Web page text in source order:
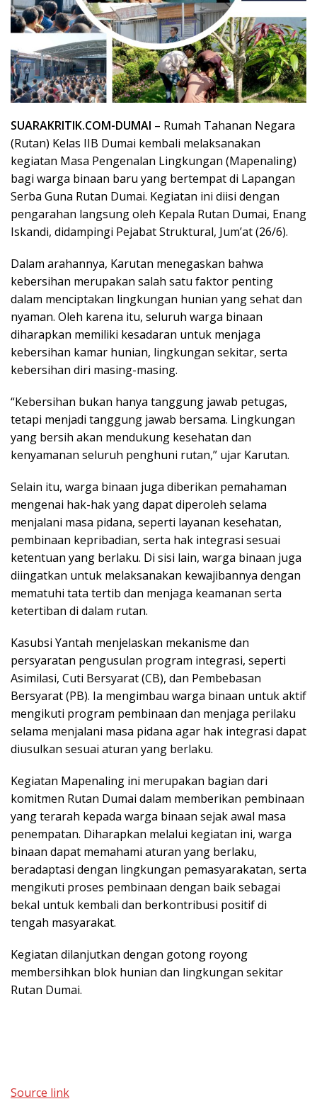
SUARAKRITIK.COM-DUMAI – Rumah Tahanan Negara
(Rutan) Kelas IIB Dumai kembali melaksanakan
kegiatan Masa Pengenalan Lingkungan (Mapenaling)
bagi warga binaan baru yang bertempat di Lapangan
Serba Guna Rutan Dumai. Kegiatan ini diisi dengan
pengarahan langsung oleh Kepala Rutan Dumai, Enang
Iskandi, didampingi Pejabat Struktural, Jum’at (26/6).
Dalam arahannya, Karutan menegaskan bahwa
kebersihan merupakan salah satu faktor penting
dalam menciptakan lingkungan hunian yang sehat dan
nyaman. Oleh karena itu, seluruh warga binaan
diharapkan memiliki kesadaran untuk menjaga
kebersihan kamar hunian, lingkungan sekitar, serta
kebersihan diri masing-masing.
“Kebersihan bukan hanya tanggung jawab petugas,
tetapi menjadi tanggung jawab bersama. Lingkungan
yang bersih akan mendukung kesehatan dan
kenyamanan seluruh penghuni rutan,” ujar Karutan.
Selain itu, warga binaan juga diberikan pemahaman
mengenai hak-hak yang dapat diperoleh selama
menjalani masa pidana, seperti layanan kesehatan,
pembinaan kepribadian, serta hak integrasi sesuai
ketentuan yang berlaku. Di sisi lain, warga binaan juga
diingatkan untuk melaksanakan kewajibannya dengan
mematuhi tata tertib dan menjaga keamanan serta
ketertiban di dalam rutan.
Kasubsi Yantah menjelaskan mekanisme dan
persyaratan pengusulan program integrasi, seperti
Asimilasi, Cuti Bersyarat (CB), dan Pembebasan
Bersyarat (PB). Ia mengimbau warga binaan untuk aktif
mengikuti program pembinaan dan menjaga perilaku
selama menjalani masa pidana agar hak integrasi dapat
diusulkan sesuai aturan yang berlaku.
Kegiatan Mapenaling ini merupakan bagian dari
komitmen Rutan Dumai dalam memberikan pembinaan
yang terarah kepada warga binaan sejak awal masa
penempatan. Diharapkan melalui kegiatan ini, warga
binaan dapat memahami aturan yang berlaku,
beradaptasi dengan lingkungan pemasyarakatan, serta
mengikuti proses pembinaan dengan baik sebagai
bekal untuk kembali dan berkontribusi positif di
tengah masyarakat.
Kegiatan dilanjutkan dengan gotong royong
membersihkan blok hunian dan lingkungan sekitar
Rutan Dumai.
Source link